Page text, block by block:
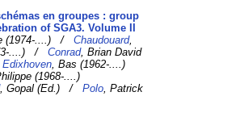
en groupes : group
of SGA3. Volume II
(1974-....) /Chaudouard,
....) /Conrad, Brian David
Edixhoven , Bas (1962-....)
(1968-....)
, Gopal (Ed.) /Polo , Patrick